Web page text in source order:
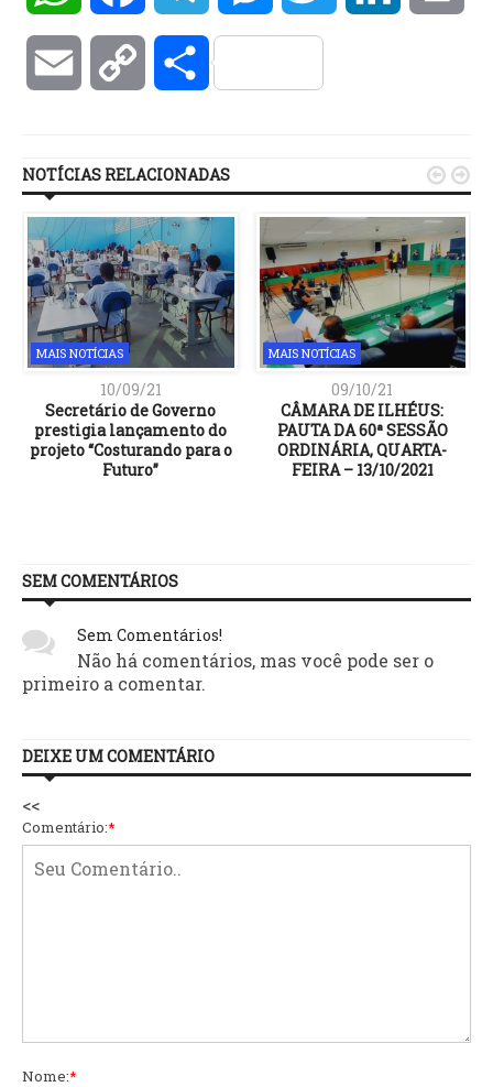
Email Copy Compartilhar
NOTÍCIAS RELACIONADAS
MAIS NOTÍCIAS
10/09/21
Secretário de Governo
prestigia lançamento do
projeto “Costurando para o
Futuro”
MAIS NOTÍCIAS
09/10/21
CÂMARA DE ILHÉUS:
PAUTA DA 60ª SESSÃO
ORDINÁRIA, QUARTA-
FEIRA – 13/10/2021
 
SEM COMENTÁRIOS
Sem Comentários!
Não há comentários, mas você pode ser o
primeiro a comentar.
DEIXE UM COMENTÁRIO
<<
Comentário:*
Nome:*